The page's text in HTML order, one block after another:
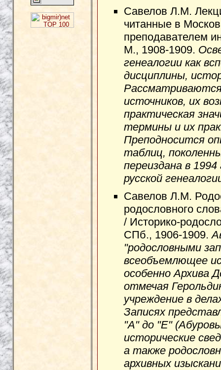
Савелов Л.М.
читанные в
преподавателем
М., 1908-1909.
генеалогии как
дисциплины,
источников, их
практическая
термины и их
Преподносится
таблиц,
переиздана в
русской
Савелов Л.М.
родословного
/ Историко-
СПб., 1906-1909.
"родословными
всеобъемлющее
особенно Архива
отмечая
учреждение в
Записях
"А" до "Е"
исторические
а также
архивных